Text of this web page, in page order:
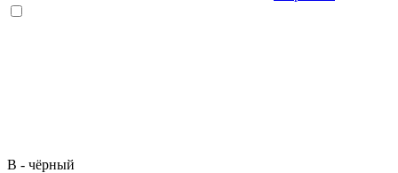
B - чёрный